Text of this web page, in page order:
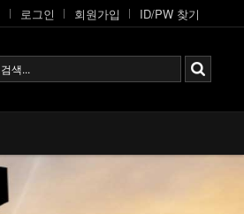
로그인 회원가입 ID/PW 찾기